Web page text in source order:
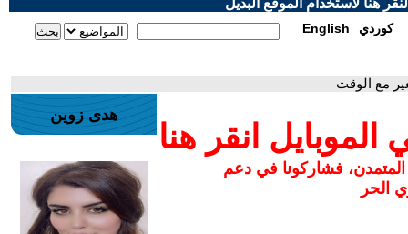
هنا لاستخدام الموقع البديل
English كوردي
مع الوقت
انقر هنا
المتمدن، فشاركونا في دعم
الحر
هدى زوين